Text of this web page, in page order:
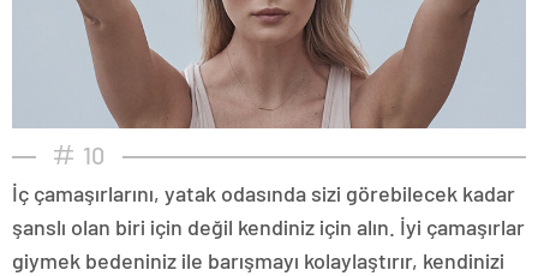
10
İç çamaşırlarını, yatak odasında sizi görebilecek kadar
şanslı olan biri için değil kendiniz için alın. İyi çamaşırlar
giymek bedeniniz ile barışmayı kolaylaştırır, kendinizi